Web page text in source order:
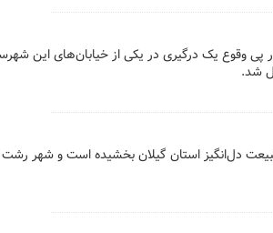
وقوع یک درگیری در یکی از خیابان‌های این
شد.
دل‌انگیز استان گیلان بخشیده است و شهر رشت